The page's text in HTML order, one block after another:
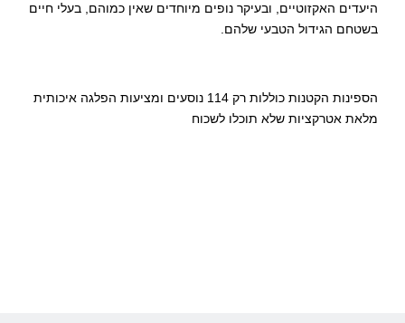
היעדים האקזוטיים, ובעיקר נופים מיוחדים שאין כמוהם, בעלי חיים
בשטחם הגידול הטבעי שלהם.
הספינות הקטנות כוללות רק 114 נוסעים ומציעות הפלגה איכותית
מלאת אטרקציות שלא תוכלו לשכוח